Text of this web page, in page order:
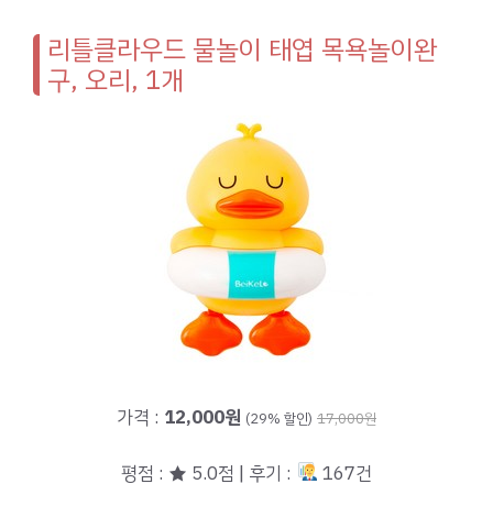
리틀클라우드 물놀이 태엽 목욕놀이완
구, 오리, 1개
가격 : 12,000원 (29% 할인) 17,000원
평점 : ★ 5.0점 | 후기 : 167건